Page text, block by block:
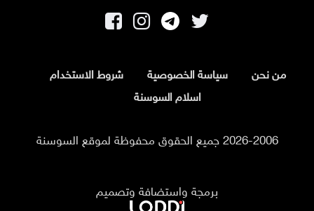
من نحن سياسة الخصوصية
شروط الاستخدام
اسلام السوسنة
2026-2006 جميع الحقوق محفوظة لموقع السوسنة
برمجة واستضافة وتصميم